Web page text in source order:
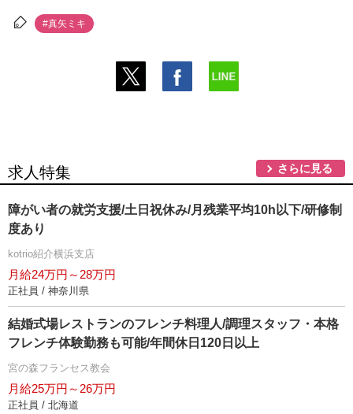
#真矢ミキ
求人特集 さらに見る
障がい者の就労支援/土日祝休み/月残業平均10h以下/研修制
度あり
kotrio紹介横浜支店
月給24万円～28万円
正社員 / 神奈川県
結婚式場レストランのフレンチ料理人/調理スタッフ・本格
フレンチ体験勤務も可能/年間休日120日以上
宮の森フランセス教会
月給25万円～26万円
正社員 / 北海道